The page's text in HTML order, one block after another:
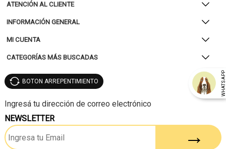
ATENCIÓN AL CLIENTE
INFORMACIÓN GENERAL
MI CUENTA
CATEGORÍAS MÁS BUSCADAS
WHATSAPP
BOTON ARREPENTIMIENTO
NEWSLETTER